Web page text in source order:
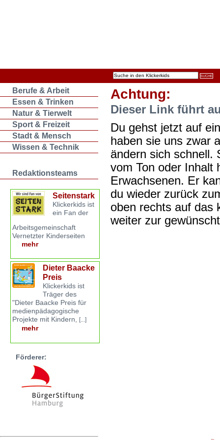
Berufe & Arbeit
Essen & Trinken
Natur & Tierwelt
Sport & Freizeit
Stadt & Mensch
Wissen & Technik
Redaktionsteams
Seitenstark
Klickerkids ist
ein Fan der
Arbeitsgemeinschaft
Vernetzter Kinderseiten
mehr
Dieter Baacke
Preis
Klickerkids ist
Träger des
"Dieter Baacke Preis für
medienpädagogische
Projekte mit Kindern, [...]
mehr
Förderer:
Achtung:
Dieser Link führt
Du gehst jetzt auf
haben sie uns zwar
ändern sich schnell.
vom Ton oder Inhalt
Erwachsenen. Er
du wieder zurück
oben rechts auf das
weiter zur